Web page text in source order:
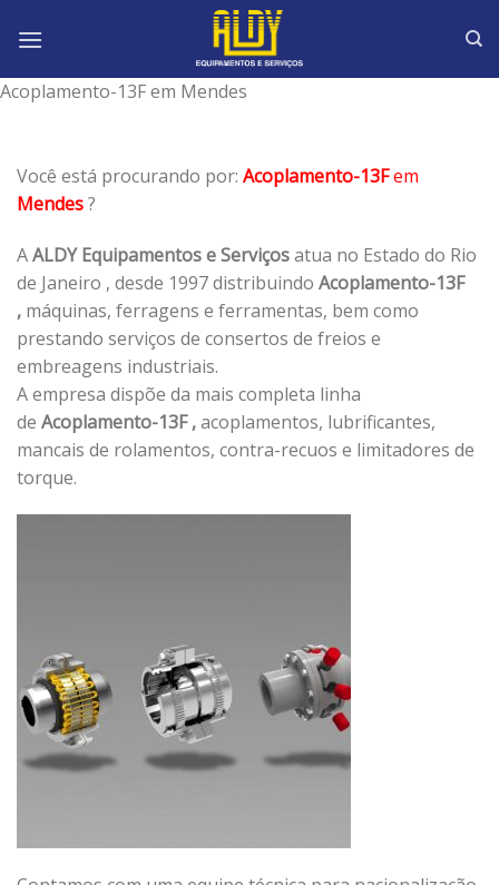
Acoplamento-13F em Mendes
Você está procurando por: Acoplamento-13Fem
Mendes?
AALDY Equipamentos e Serviçosatua no Estado do Rio
de Janeiro , desde 1997 distribuindo Acoplamento-13F
, máquinas, ferragens e ferramentas, bem como
prestando serviços de consertos de freios e
embreagens industriais.
A empresa dispõe da mais completa linha
de Acoplamento-13F ,acoplamentos, lubrificantes,
mancais de rolamentos, contra-recuos e limitadores de
torque.